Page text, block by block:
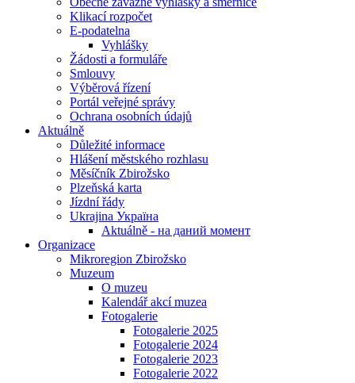
Klikací rozpočet
E-podatelna
Vyhlášky
Žádosti a formuláře
Smlouvy
Výběrová řízení
Portál veřejné správy
Ochrana osobních údajů
Aktuálně
Důležité informace
Hlášení městského rozhlasu
Měsíčník Zbirožsko
Plzeňská karta
Jízdní řády
Ukrajina Україна
Aktuálně - на даний момент
Organizace
Mikroregion Zbirožsko
Muzeum
O muzeu
Kalendář akcí muzea
Fotogalerie
Fotogalerie 2025
Fotogalerie 2024
Fotogalerie 2023
Fotogalerie 2022